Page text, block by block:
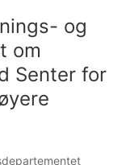
og
om
Senter for